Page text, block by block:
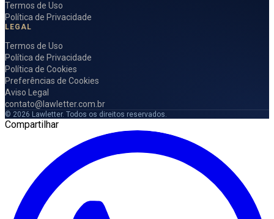
Termos de Uso
Política de Privacidade
LEGAL
Termos de Uso
Política de Privacidade
Política de Cookies
Preferências de Cookies
Aviso Legal
contato@lawletter.com.br
© 2026 Lawletter. Todos os direitos reservados.
Compartilhar